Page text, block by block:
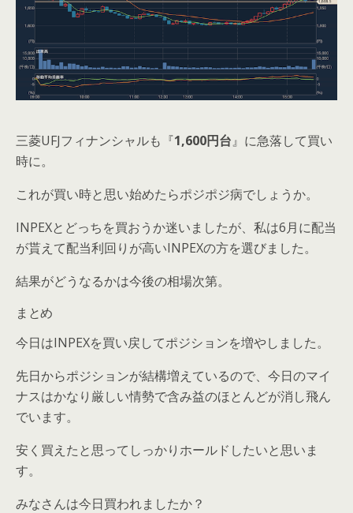
三菱UFJフィナンシャルも『1,600円台』に急落して買い
時に。
これが買い時と思い始めたらポジポジ病でしょうか。
INPEXとどっちを買おうか迷いましたが、私は6月に配当
が貰えて配当利回りが高いINPEXの方を選びました。
結果がどうなるかは今後の相場次第。
まとめ
今日はINPEXを買い戻してポジションを増やしました。
先日からポジションが結構増えているので、今日のマイ
ナスはかなり厳しい情勢で含み益のほとんどが消し飛ん
でいます。
安く買えたと思ってしっかりホールドしたいと思いま
す。
みなさんは今日買われましたか？